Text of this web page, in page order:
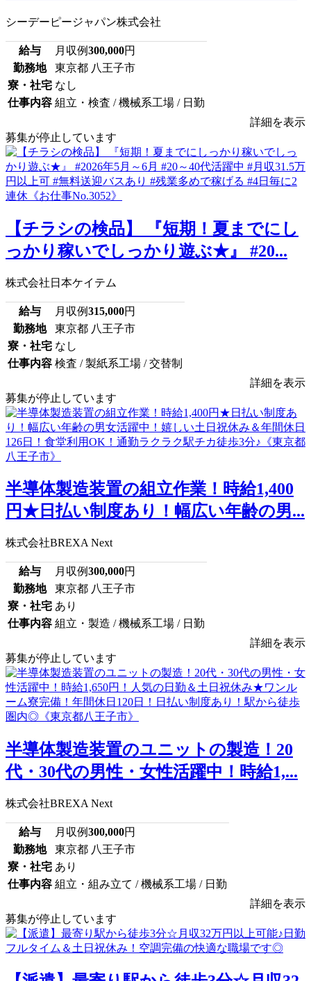
シーデーピージャパン株式会社
給与 月収例300,000円
勤務地
東京都 八王子市
寮・社宅 なし
仕事内容 組立・検査 / 機械系工場 / 日勤
詳細を表示
募集が停止しています
【チラシの検品】 『短期！夏までにし
っかり稼いでしっかり遊ぶ★』 #20...
株式会社日本ケイテム
給与 月収例315,000円
勤務地
東京都 八王子市
寮・社宅 なし
仕事内容 検査 / 製紙系工場 / 交替制
詳細を表示
募集が停止しています
半導体製造装置の組立作業！時給1,400
円★日払い制度あり！幅広い年齢の男...
株式会社BREXA Next
給与 月収例300,000円
勤務地
東京都 八王子市
寮・社宅 あり
仕事内容 組立・製造 / 機械系工場 / 日勤
詳細を表示
募集が停止しています
半導体製造装置のユニットの製造！20
代・30代の男性・女性活躍中！時給1,...
株式会社BREXA Next
給与 月収例300,000円
勤務地
東京都 八王子市
寮・社宅 あり
仕事内容 組立・組み立て / 機械系工場 / 日勤
詳細を表示
募集が停止しています